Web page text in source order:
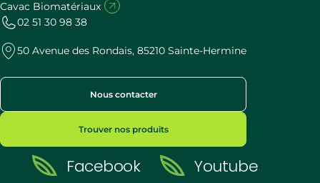
Cavac Biomatériaux
02 51 30 98 38
50 Avenue des Rondais, 85210 Sainte-Hermine
Nous contacter
Trouver nos produits
Facebook Youtube